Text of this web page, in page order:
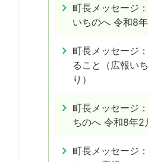
町長メッセージ
いちのへ 令和8年
町長メッセージ
ること（広報い
り）
町長メッセージ
ちのへ 令和8年2
町長メッセージ